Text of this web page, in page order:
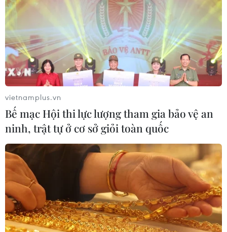
TIN CÙNG CHUYÊN MỤC
Ngân hàng Trung ương Trung Quốc
mua thêm 20 tấn vàng trong tháng 7
07/08/2026 15:21
vietnamplus.vn
Bế mạc Hội thi lực lượng tham gia bảo vệ an
ninh, trật tự ở cơ sở giỏi toàn quốc